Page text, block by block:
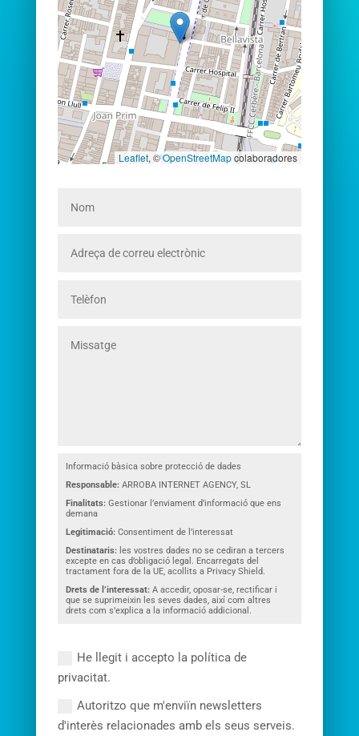
Leaflet, ©OpenStreetMapcolaboradores
Informació bàsica sobre protecció de dades
Responsable: ARROBA INTERNET AGENCY, SL
Finalitats: Gestionar l’enviament d’informació que ens
demana
Legitimació: Consentiment de l’interessat
Destinataris: les vostres dades no se cediran a tercers
excepte en cas d’obligació legal. Encarregats del
tractament fora de la UE, acollits a Privacy Shield.
Drets de l’interessat: A accedir, oposar-se, rectificar i
que se suprimeixin les seves dades, així com altres
drets com s’explica a la informació addicional.
He llegit i accepto la política de
privacitat.
Autoritzo que m'enviïn newsletters
d'interès relacionades amb els seus serveis.